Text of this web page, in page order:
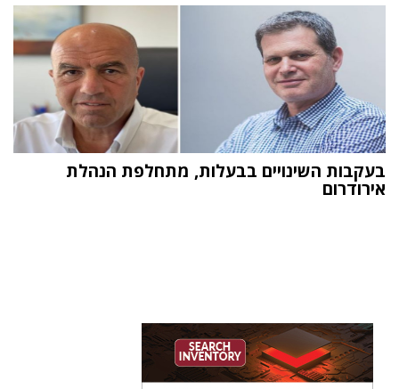
בעקבות השינויים בבעלות, מתחלפת הנהלת
אירודרום